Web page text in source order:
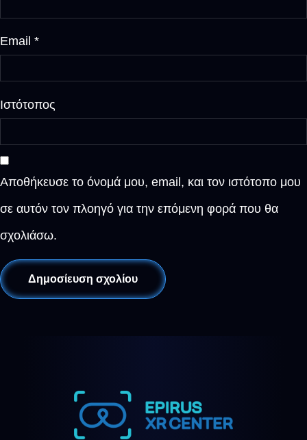
Email *
Ιστότοπος
Αποθήκευσε το όνομά μου, email, και τον ιστότοπο μου
σε αυτόν τον πλοηγό για την επόμενη φορά που θα
σχολιάσω.